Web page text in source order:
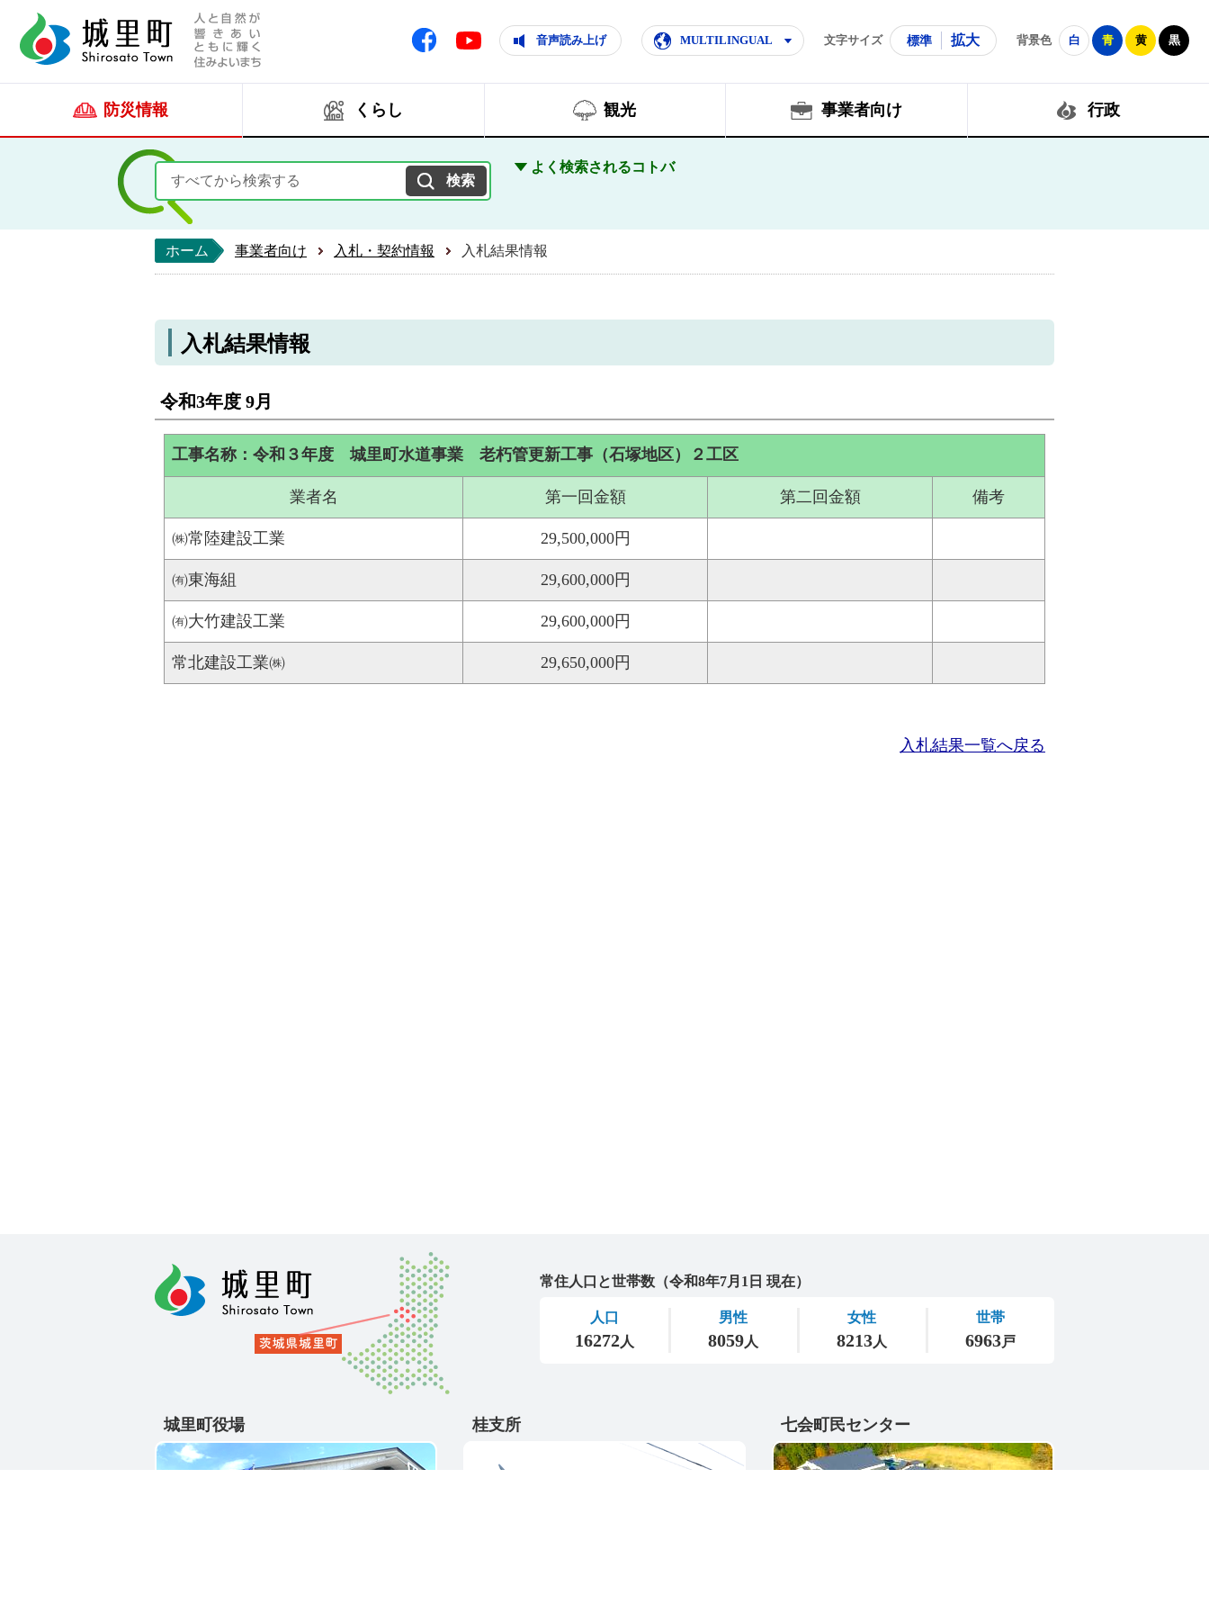
人と自然が響きあいともに輝く住みよいまち
Facebook Youtube 音声読み上げ MULTILINGUAL 文字サイズ 標準 拡大 背景色 白 青 黄 黒
防災情報 くらし 観光 事業者向け 行政
よく検索されるコトバ
ホーム 事業者向け 入札・契約情報 入札結果情報
入札結果情報
令和3年度 9月
工事名称：令和３年度 城里町水道事業 老朽管更新工事（石塚地区）２工区
業者名 第一回金額 第二回金額 備考
㈱常陸建設工業 29,500,000円
㈲東海組 29,600,000円
㈲大竹建設工業 29,600,000円
常北建設工業㈱ 29,650,000円
入札結果一覧へ戻る
城里町役場 桂支所 七会町民センター